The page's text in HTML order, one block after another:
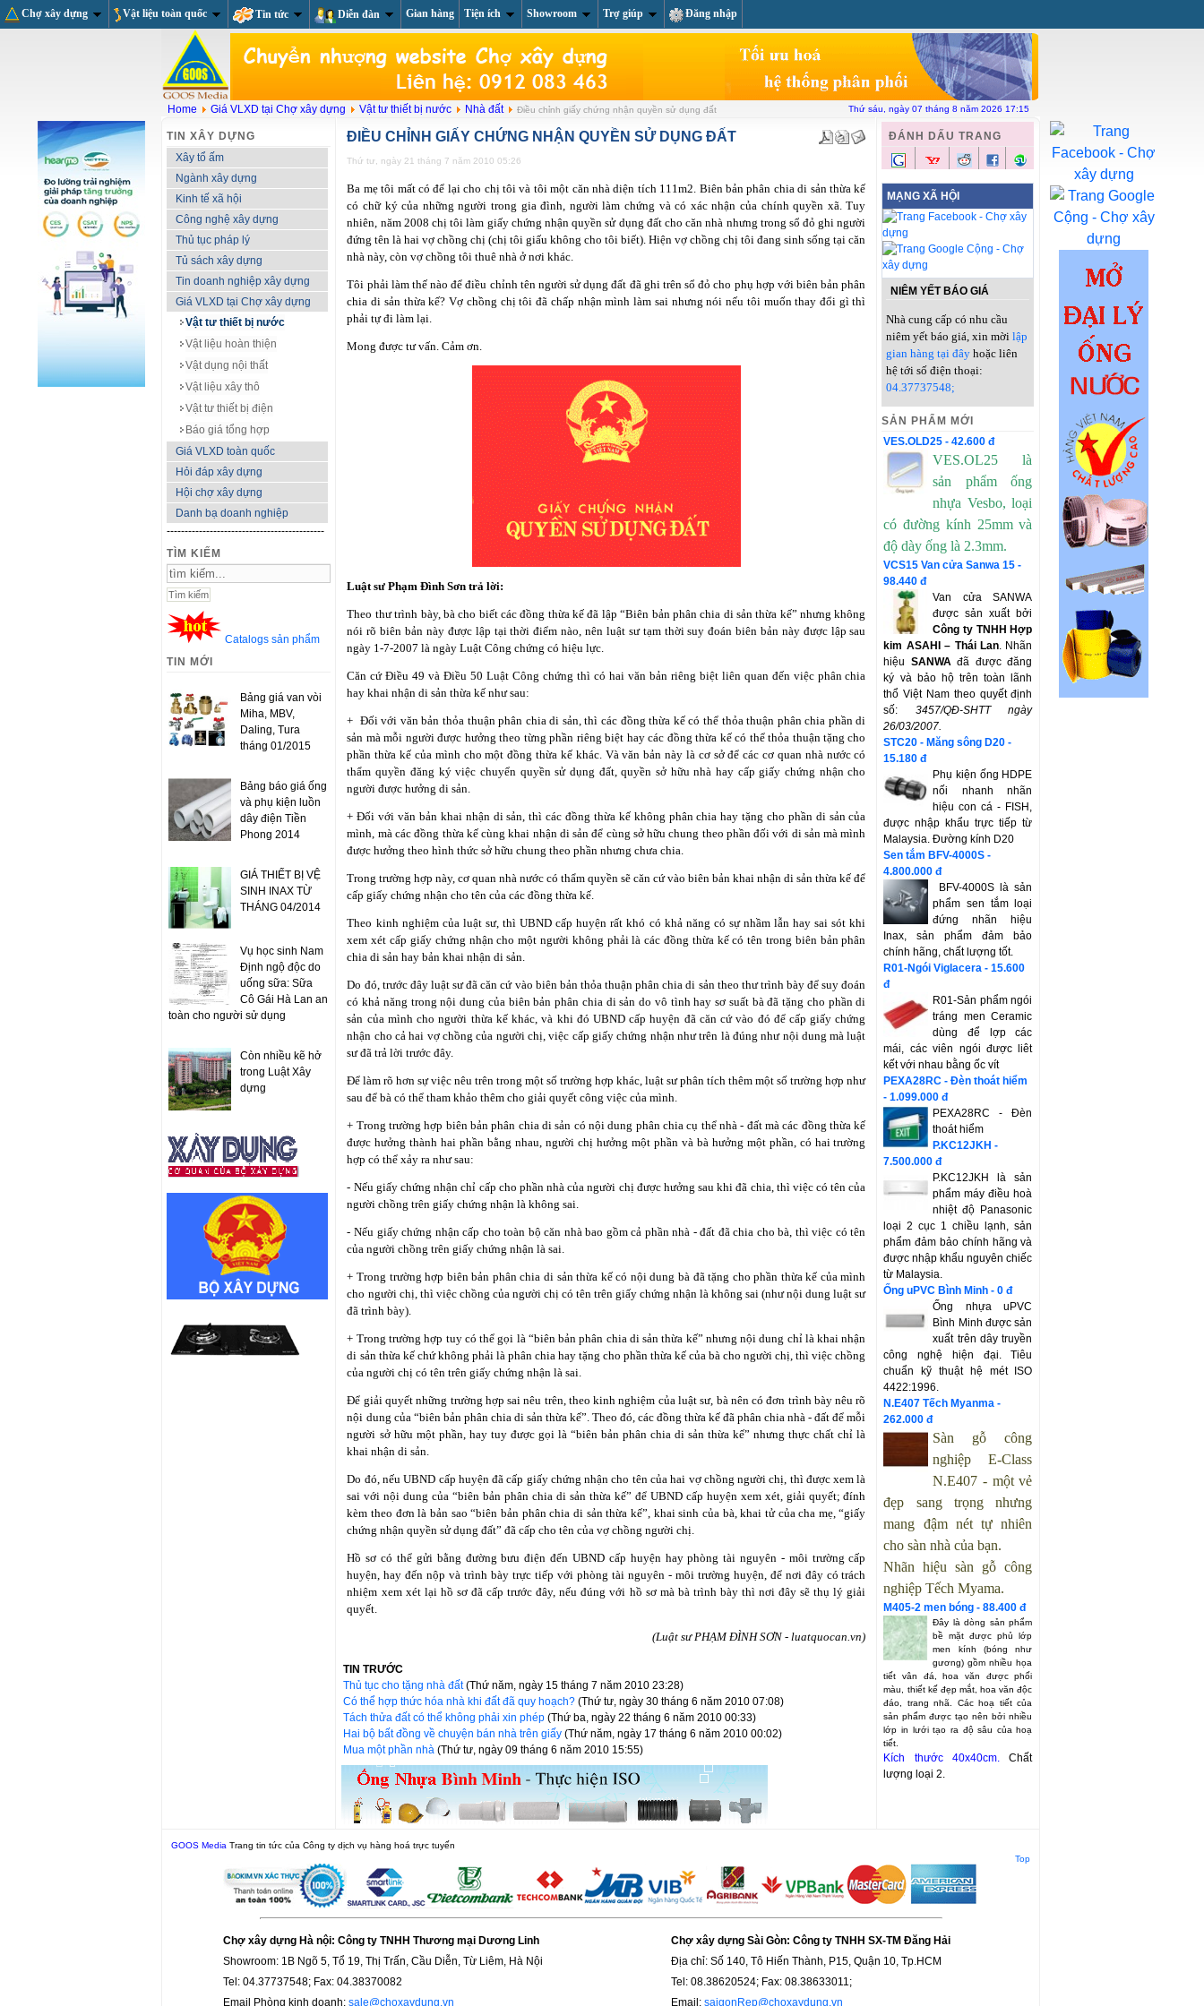
Chợ xây dựng Vật liệu toàn quốc Tin tức Diễn đàn Gian hàng Tiện ích Showroom Trợ giúp Đăng nhập
Vật liệu toàn quốc
Chợ xây dựng
Home Giá VLXD tại Chợ xây dựng Vật tư thiết bị nước Nhà đất Điều chỉnh giấy chứng nhận quyền sử dụng đất Thứ sáu, ngày 07 tháng 8 năm 2026 17:15
TIN XÂY DỰNG
Xây tổ ấm
Ngành xây dựng
Kinh tế xã hội
Công nghệ xây dựng
Thủ tục pháp lý
Tủ sách xây dựng
Tin doanh nghiệp xây dựng
Giá VLXD tại Chợ xây dựng
Vật tư thiết bị nước
Vật liệu hoàn thiện
Vật dụng nội thất
Vật liệu xây thô
Vật tư thiết bị điện
Báo giá tổng hợp
Giá VLXD toàn quốc
Hỏi đáp xây dựng
Hội chợ xây dựng
Danh bạ doanh nghiệp
--------------------------------------------
TÌM KIẾM
Catalogs sản phẩm
TIN MỚI
Bảng giá van vòi
Miha, MBV,
Daling, Tura
tháng 01/2015
Bảng báo giá ống
và phụ kiện luồn
dây điện Tiền
Phong 2014
GIÁ THIẾT BỊ VỆ
SINH INAX TỪ
THÁNG 04/2014
Vụ học sinh Nam
Định ngộ độc do
uống sữa: Sữa
Cô Gái Hà Lan an
toàn cho người sử dụng
Còn nhiều kẽ hở
trong Luật Xây
dựng
ĐIỀU CHỈNH GIẤY CHỨNG NHẬN QUYỀN SỬ DỤNG ĐẤT
Thứ tư, ngày 21 tháng 7 năm 2010 05:26
Ba mẹ tôi mất có để lại cho chị tôi và tôi một căn nhà diện tích 111m2. Biên bản phân chia di sản thừa kế
có chữ ký của những người trong gia đình, người làm chứng và có xác nhận của chính quyền xã.Tuy
nhiên, năm 2008 chị tôi làm giấy chứng nhận quyền sử dụng đất cho căn nhà nhưng trong sổ đỏ ghi người
đứng tên là hai vợ chồng chị (chị tôi giấu không cho tôi biết). Hiện vợ chồng chị tôi đang sinh sống tại căn
nhà này, còn vợ chồng tôi thuê nhà ở nơi khác.
Tôi phải làm thế nào để điều chỉnh tên người sử dụng đất đã ghi trên sổ đỏ cho phụ hợp với biên bản phân
chia di sản thừa kế? Vợ chồng chị tôi đã chấp nhận mình làm sai nhưng nói nếu tôi muốn thay đổi gì thì
phải tự đi làm lại.
Mong được tư vấn. Cảm ơn.
Luật sư Phạm Đình Sơn trả lời:
Theo thư trình bày, bà cho biết các đồng thừa kế đã lập “Biên bản phân chia di sản thừa kế” nhưng không
nói rõ biên bản này được lập tại thời điểm nào, nên luật sư tạm thời suy đoán biên bản này được lập sau
ngày 1-7-2007 là ngày Luật Công chứng có hiệu lực.
Căn cứ Điều 49 và Điều 50 Luật Công chứng thì có hai văn bản riêng biệt liên quan đến việc phân chia
hay khai nhận di sản thừa kế như sau:
+ Đối với văn bản thỏa thuận phân chia di sản, thì các đồng thừa kế có thể thỏa thuận phân chia phần di
sản mà mỗi người được hưởng theo từng phần riêng biệt hay các đồng thừa kế có thể thỏa thuận tặng cho
phần thừa kế của mình cho một đồng thừa kế khác. Và văn bản này là cơ sở để các cơ quan nhà nước có
thẩm quyền đăng ký việc chuyển quyền sử dụng đất, quyền sở hữu nhà hay cấp giấy chứng nhận cho
người được hưởng di sản.
+ Đối với văn bản khai nhận di sản, thì các đồng thừa kế không phân chia hay tặng cho phần di sản của
mình, mà các đồng thừa kế cùng khai nhận di sản để cùng sở hữu chung theo phần đối với di sản mà mình
được hưởng theo hình thức sở hữu chung theo phần nhưng chưa chia.
Trong trường hợp này, cơ quan nhà nước có thẩm quyền sẽ căn cứ vào biên bản khai nhận di sản thừa kế để
cấp giấy chứng nhận cho tên của các đồng thừa kế.
Theo kinh nghiệm của luật sư, thì UBND cấp huyện rất khó có khả năng có sự nhầm lẫn hay sai sót khi
xem xét cấp giấy chứng nhận cho một người không phải là các đồng thừa kế có tên trong biên bản phân
chia di sản hay bản khai nhận di sản.
Do đó, trước đây luật sư đã căn cứ vào biên bản thỏa thuận phân chia di sản theo thư trình bày để suy đoán
có khả năng trong nội dung của biên bản phân chia di sản do vô tình hay sơ suất bà đã tặng cho phần di
sản của mình cho người thừa kế khác, và khi đó UBND cấp huyện đã căn cứ vào đó để cấp giấy chứng
nhận cho cả hai vợ chồng của người chị, việc cấp giấy chứng nhận như trên là đúng như nội dung mà luật
sư đã trả lời trước đây.
Để làm rõ hơn sự việc nêu trên trong một số trường hợp khác, luật sư phân tích thêm một số trường hợp như
sau để bà có thể tham khảo thêm cho giải quyết công việc của mình.
+ Trong trường hợp biên bản phân chia di sản có nội dung phân chia cụ thể nhà - đất mà các đồng thừa kế
được hưởng thành hai phần bằng nhau, người chị hưởng một phần và bà hưởng một phần, có hai trường
hợp có thể xảy ra như sau:
- Nếu giấy chứng nhận chỉ cấp cho phần nhà của người chị được hưởng sau khi đã chia, thì việc có tên của
người chồng trên giấy chứng nhận là không sai.
- Nếu giấy chứng nhận cấp cho toàn bộ căn nhà bao gồm cả phần nhà - đất đã chia cho bà, thì việc có tên
của người chồng trên giấy chứng nhận là sai.
+ Trong trường hợp biên bản phân chia di sản thừa kế có nội dung bà đã tặng cho phần thừa kế của mình
cho người chị, thì việc chồng của người chị có tên trên giấy chứng nhận là không sai (như nội dung luật sư
đã trình bày).
+ Trong trường hợp tuy có thể gọi là “biên bản phân chia di sản thừa kế” nhưng nội dung chỉ là khai nhận
di sản thừa kế chứ không phải là phân chia hay tặng cho phần thừa kế của bà cho người chị, thì việc chồng
của người chị có tên trên giấy chứng nhận là sai.
Để giải quyết những trường hợp sai nêu trên, theo kinh nghiệm của luật sư, bà nên có đơn trình bày nêu rõ
nội dung của “biên bản phân chia di sản thừa kế”. Theo đó, các đồng thừa kế đã phân chia nhà - đất để mỗi
người sở hữu một phần, hay tuy được gọi là “biên bản phân chia di sản thừa kế” nhưng thực chất chỉ là
khai nhận di sản.
Do đó, nếu UBND cấp huyện đã cấp giấy chứng nhận cho tên của hai vợ chồng người chị, thì được xem là
sai với nội dung của “biên bản phân chia di sản thừa kế” để UBND cấp huyện xem xét, giải quyết; đính
kèm theo đơn là bản sao “biên bản phân chia di sản thừa kế”, khai sinh của bà, khai tử của cha mẹ, “giấy
chứng nhận quyền sử dụng đất” đã cấp cho tên của vợ chồng người chị.
Hồ sơ có thể gửi bằng đường bưu điện đến UBND cấp huyện hay phòng tài nguyên - môi trường cấp
huyện, hay đến nộp và trình bày trực tiếp với phòng tài nguyên - môi trường huyện, để nơi đây có trách
nhiệm xem xét lại hồ sơ đã cấp trước đây, nếu đúng với hồ sơ mà bà trình bày thì nơi đây sẽ thụ lý giải
quyết.
(Luật sư PHẠM ĐÌNH SƠN - luatquocan.vn)
TIN TRƯỚC
Thủ tục cho tặng nhà đất(Thứ năm, ngày 15 tháng 7 năm 2010 23:28)
Có thể hợp thức hóa nhà khi đất đã quy hoạch?(Thứ tư, ngày 30 tháng 6 năm 2010 07:08)
Tách thửa đất có thể không phải xin phép(Thứ ba, ngày 22 tháng 6 năm 2010 00:33)
Hai bộ bất đồng về chuyện bán nhà trên giấy(Thứ năm, ngày 17 tháng 6 năm 2010 00:02)
Mua một phần nhà(Thứ tư, ngày 09 tháng 6 năm 2010 15:55)
ĐÁNH DẤU TRANG
MẠNG XÃ HỘI
NIÊM YẾT BÁO GIÁ
Nhà cung cấp có nhu cầu
niêm yết báo giá, xin mờilập
gian hàng tại đây hoặc liên
hệ tới số điện thoại:
04.37737548;
SẢN PHẨM MỚI
VES.OLD25 - 42.600 đ
VES.OL25 là
sản phẩm ống
nhựa Vesbo, loại
có đường kính 25mm và
độ dày ống là 2.3mm.
VCS15 Van cửa Sanwa 15 -
98.440 đ
Van cửa SANWA
được sản xuất bởi
Công ty TNHH Hợp
kim ASAHI – Thái Lan. Nhãn
hiệu SANWAđã được đăng
ký và bảo hộ trên toàn lãnh
thổ Việt Nam theo quyết định
số: 3457/QĐ-SHTT
ngày
26/03/2007.
STC20 - Măng sông D20 -
15.180 đ
Phụ kiện ống HDPE
nối nhanh nhãn
hiệu con cá - FISH,
được nhập khẩu trực tiếp từ
Malaysia. Đường kính D20
Sen tắm BFV-4000S -
4.800.000 đ
BFV-4000S là sản
phẩm sen tắm loại
đứng nhãn hiệu
Inax, sản phẩm đảm bảo
chính hãng, chất lượng tốt.
R01-Ngói Viglacera - 15.600
đ
R01-Sản phẩm ngói
tráng men Ceramic
dùng để lợp các
mái, các viên ngói được liêt
kết với nhau bằng ốc vít
PEXA28RC - Đèn thoát hiểm
- 1.099.000 đ
PEXA28RC - Đèn
thoát hiểm
P.KC12JKH -
7.500.000 đ
P.KC12JKH là sản
phẩm máy điều hoà
nhiệt độ Panasonic
loại 2 cục 1 chiều lạnh, sản
phẩm đảm bảo chính hãng và
được nhập khẩu nguyên chiếc
từ Malaysia.
Ống uPVC Bình Minh - 0 đ
Ống nhựa uPVC
Bình Minh được sản
xuất trên dây truyền
công nghệ hiện đại. Tiêu
chuẩn kỹ thuật hệ mét ISO
4422:1996.
N.E407 Tếch Myanma -
262.000 đ
Sàn gỗ công
nghiệpE-Class
N.E407 - một vẻ
đẹp sang trọng nhưng
mang đậm nét tự nhiên
cho sàn nhà của bạn.
Nhãn hiệu sàn gỗ công
nghiệp Tếch Myama.
M405-2 men bóng - 88.400 đ
Đây là dòng sản phẩm
bề mặt được phủ lớp
men kính (bóng như
gương) gồm nhiều họa
tiết vân đá, hoa văn được phối
màu, thiết kế đẹp mắt, hoa văn độc
đáo, trang nhã. Các hoạ tiết của
sản phẩm được tạo nên bởi nhiều
lớp in lưới tạo ra độ sâu của hoạ
tiết.
Kích thước 40x40cm.Chất
lượng loại 2.
GOOS Media Trang tin tức của Công ty dịch vụ hàng hoá trực tuyến
Top
Chợ xây dựng Hà nội: Công ty TNHH Thương mại Dương Linh
Showroom: 1B Ngõ 5, Tổ 19, Thị Trấn, Cầu Diễn, Từ Liêm, Hà Nội
Tel: 04.37737548; Fax: 04.38370082
Email Phòng kinh doanh: sale@choxaydung.vn
Chợ xây dựng Sài Gòn: Công ty TNHH SX-TM Đăng Hải
Địa chỉ: Số 140, Tô Hiến Thành, P15, Quận 10, Tp.HCM
Tel: 08.38620524; Fax: 08.38633011;
Email: saigonRep@choxaydung.vn